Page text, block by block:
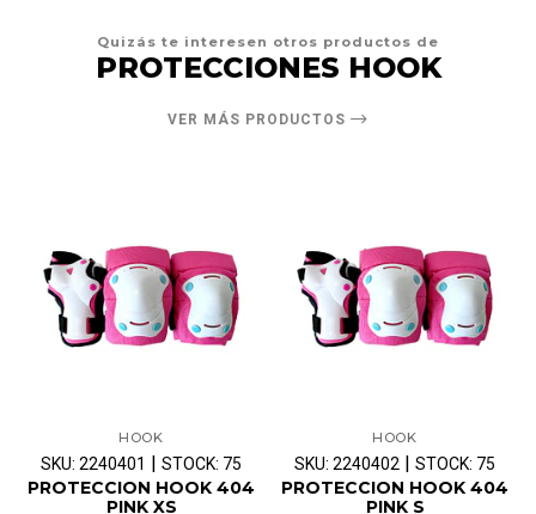
Quizás te interesen otros productos de
PROTECCIONES HOOK
VER MÁS PRODUCTOS
HOOK
SKU: 2240401 STOCK: 75
PROTECCION HOOK 404
PINK XS
HOOK
SKU: 2240402 STOCK: 75
PROTECCION HOOK 404
PINK S